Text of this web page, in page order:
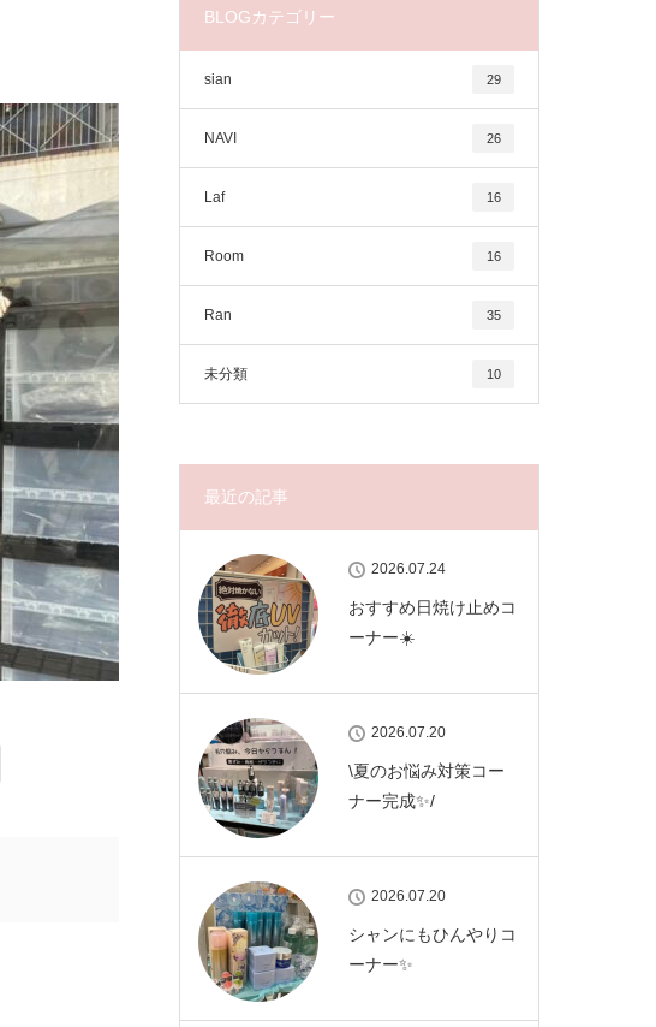
BLOGカテゴリー
sian 29
NAVI 26
Laf 16
Room 16
Ran 35
未分類 10
最近の記事
2026.07.24
おすすめ日焼け止めコ
ーナー☀️
2026.07.20
\夏のお悩み対策コー
ナー完成✨/
2026.07.20
シャンにもひんやりコ
ーナー✨